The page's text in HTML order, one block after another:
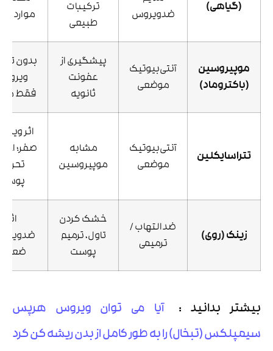
(گیاهی)
ضدویروس
ترکیبات
طبیعی
موارد
موپیروسین
(باکتروماد)
آنتی‌بیوتیک
موضعی
پیشگیری از
عفونت
ثانویه
بدون
فقط
تتراسایکلین
آنتی‌بیوتیک
موضعی
مشابه
موپیروسین
اثر
صفر؛
زینک (روی)
ضدالتهاب /
ترمیمی
خشک کردن
تاول، ترمیم
پوست
اثر
بیشتر بدانید :آیا می توان ویروس هرپس
سیمپلکس (تبخال) را به طور کامل از بدن ریشه کن کرد